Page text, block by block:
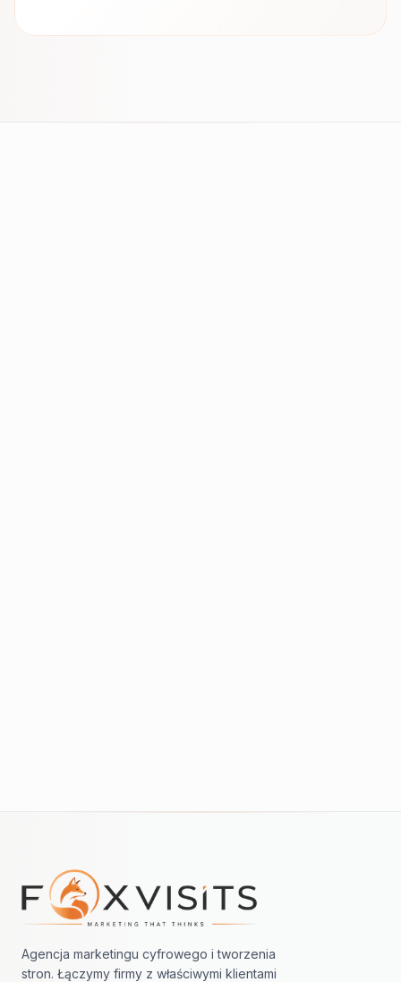
Nawigacja w stopce
Agencja marketingu cyfrowego i tworzenia
stron. Łączymy firmy z właściwymi klientami